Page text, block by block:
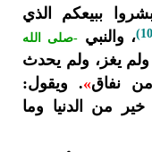
ببيعكم الذي
، والنبي-صلى الله
يغز، ولم يحدث
نفاق». ويقول:
من الدنيا وما